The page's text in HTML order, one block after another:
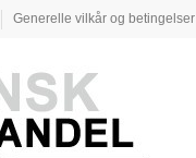
Generelle vilkår og betingelser